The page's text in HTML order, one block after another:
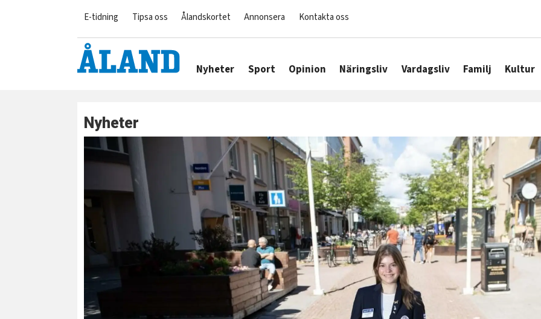
E-tidning Tipsa oss Ålandskortet Annonsera Kontakta oss
Nyheter Sport Opinion Näringsliv Vardagsliv Familj Kultur
Nyheter